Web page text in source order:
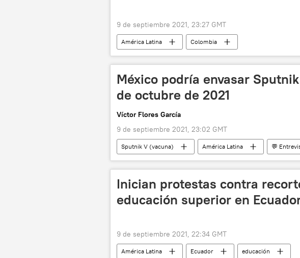
9 de septiembre 2021, 23:27 GMT
América Latina Colombia
México podría envasar
de octubre de 2021
Víctor Flores García
9 de septiembre 2021, 23:02 GMT
Sputnik V (vacuna) América Latina 💬
Inician protestas contra
educación superior en
9 de septiembre 2021, 22:34 GMT
América Latina Ecuador educación